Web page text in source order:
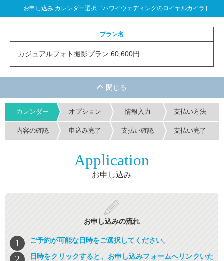
お申し込み カレンダー選択［ハワイウェディングのロイヤルカイラ］
プラン名
カジュアルフォト撮影プラン 60,600円
カレンダー オプション 情報入力 支払い方法
内容の確認 申込み完了 支払い確認 支払い完了
Application
お申し込み
お申し込みの流れ
ご予約が可能な日時をご選択してください。
日時をクリックすると、お申し込みフォームへリンクいた